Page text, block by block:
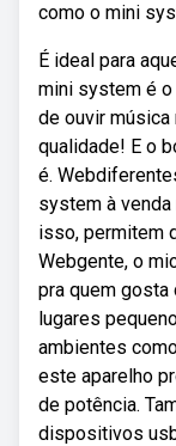
como o mini
É ideal para
mini system é
de ouvir
qualidade! E o
é.
system à
isso, permitem
Webgente, o
pra quem gosta
lugares
ambientes
este aparelho
de potência.
dispositivos